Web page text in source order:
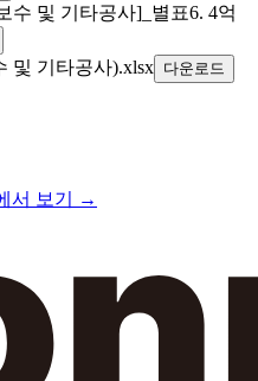
수 및 기타공사]_별표6. 4억
및 기타공사).xlsx 다운로드
서 보기 →